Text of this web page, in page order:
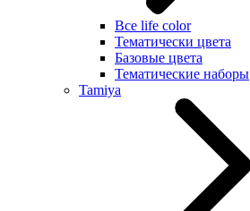
Все life color
Тематически цвета
Базовые цвета
Тематические наборы
Tamiya